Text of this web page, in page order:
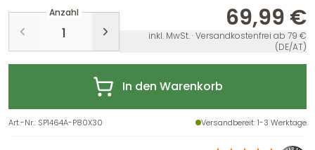
Anzahl 69,99 €
inkl. MwSt. · Versandkostenfrei ab 79 €
(DE/AT)
In den Warenkorb
Art.-Nr.: SP1464A-P80X30 Versandbereit: 1-3 Werktage